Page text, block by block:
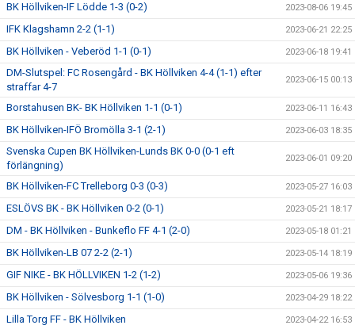
BK Höllviken-IF Lödde 1-3 (0-2) 2023-08-06 19:45
IFK Klagshamn 2-2 (1-1) 2023-06-21 22:25
BK Höllviken - Veberöd 1-1 (0-1) 2023-06-18 19:41
DM-Slutspel: FC Rosengård - BK Höllviken 4-4 (1-1) efter
straffar 4-7
2023-06-15 00:13
Borstahusen BK- BK Höllviken 1-1 (0-1) 2023-06-11 16:43
BK Höllviken-IFÖ Bromölla 3-1 (2-1) 2023-06-03 18:35
Svenska Cupen BK Höllviken-Lunds BK 0-0 (0-1 eft
förlängning)
2023-06-01 09:20
BK Höllviken-FC Trelleborg 0-3 (0-3) 2023-05-27 16:03
ESLÖVS BK - BK Höllviken 0-2 (0-1) 2023-05-21 18:17
DM - BK Höllviken - Bunkeflo FF 4-1 (2-0) 2023-05-18 01:21
BK Höllviken-LB 07 2-2 (2-1) 2023-05-14 18:19
GIF NIKE - BK HÖLLVIKEN 1-2 (1-2) 2023-05-06 19:36
BK Höllviken - Sölvesborg 1-1 (1-0) 2023-04-29 18:22
Lilla Torg FF - BK Höllviken 2023-04-22 16:53